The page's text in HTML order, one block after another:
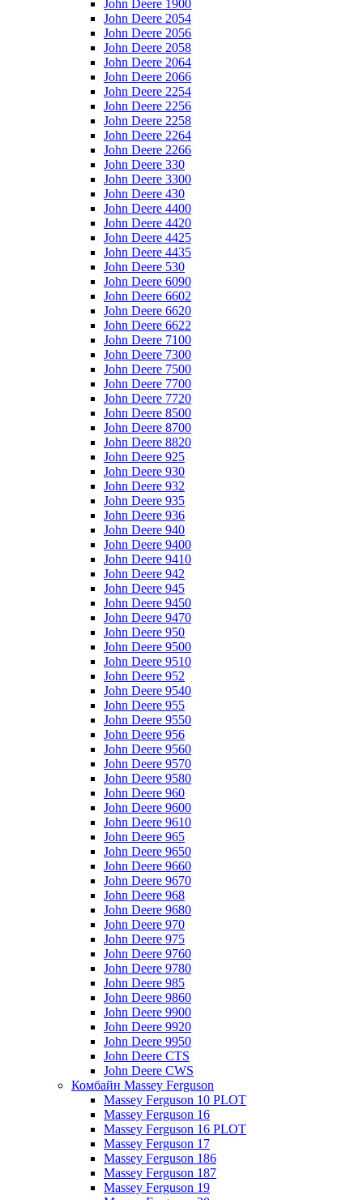
John Deere 1900
John Deere 2054
John Deere 2056
John Deere 2058
John Deere 2064
John Deere 2066
John Deere 2254
John Deere 2256
John Deere 2258
John Deere 2264
John Deere 2266
John Deere 330
John Deere 3300
John Deere 430
John Deere 4400
John Deere 4420
John Deere 4425
John Deere 4435
John Deere 530
John Deere 6090
John Deere 6602
John Deere 6620
John Deere 6622
John Deere 7100
John Deere 7300
John Deere 7500
John Deere 7700
John Deere 7720
John Deere 8500
John Deere 8700
John Deere 8820
John Deere 925
John Deere 930
John Deere 932
John Deere 935
John Deere 936
John Deere 940
John Deere 9400
John Deere 9410
John Deere 942
John Deere 945
John Deere 9450
John Deere 9470
John Deere 950
John Deere 9500
John Deere 9510
John Deere 952
John Deere 9540
John Deere 955
John Deere 9550
John Deere 956
John Deere 9560
John Deere 9570
John Deere 9580
John Deere 960
John Deere 9600
John Deere 9610
John Deere 965
John Deere 9650
John Deere 9660
John Deere 9670
John Deere 968
John Deere 9680
John Deere 970
John Deere 975
John Deere 9760
John Deere 9780
John Deere 985
John Deere 9860
John Deere 9900
John Deere 9920
John Deere 9950
John Deere CTS
John Deere CWS
Комбайн Massey Ferguson
Massey Ferguson 10 PLOT
Massey Ferguson 16
Massey Ferguson 16 PLOT
Massey Ferguson 17
Massey Ferguson 186
Massey Ferguson 187
Massey Ferguson 19